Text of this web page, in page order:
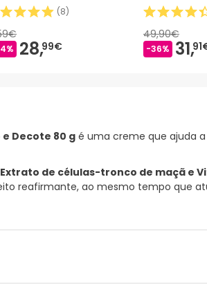
(8)
28,99€
49,90€
-36% 31,
Decote 80 g é uma creme que ajuda a
de células-tronco de maçã e
reafirmante, ao mesmo tempo que